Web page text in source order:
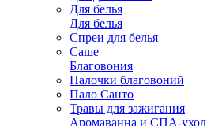
Для белья
Для белья
Спреи для белья
Саше
Благовония
Палочки благовоний
Пало Санто
Травы для зажигания
Аромаванна и СПА-уход